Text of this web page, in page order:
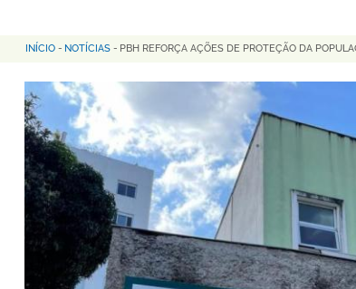
Trilha
de
navegação
INÍCIO - NOTÍCIAS - PBH REFORÇA AÇÕES DE PROTEÇÃO DA